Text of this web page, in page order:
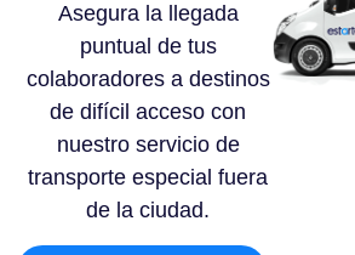
Asegura la llegada
puntual de tus
colaboradores a destinos
de difícil acceso con
nuestro servicio de
transporte especial fuera
de la ciudad.